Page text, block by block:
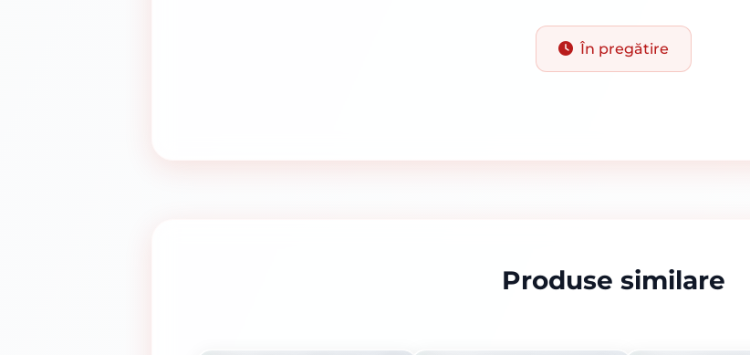
În pregătire
Produse similare